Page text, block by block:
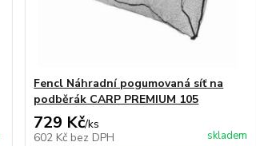
Fencl Náhradní pogumovaná síť na
podběrák CARP PREMIUM 105
729 Kč/ks
602 Kč bez DPH skladem